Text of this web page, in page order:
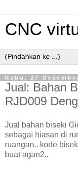
CNC
Rabu, 27
Jual: Bahan
RJD009
Jual bahan biseki
sebagai hiasan di
ruangan.. kode
buat agan2..